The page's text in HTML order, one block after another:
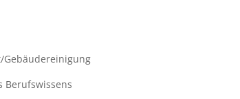
Berufswissens